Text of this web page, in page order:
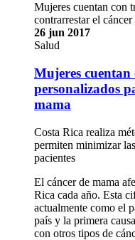
Mujeres cuentan con
contrarrestar el cáncer
26 jun 2017
Salud
Mujeres
personalizados
mama
Costa Rica realiza
permiten minimizar
pacientes
El cáncer de mama
Rica cada año. Esta
actualmente como el
país y la primera
con otros tipos de